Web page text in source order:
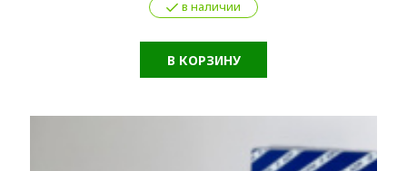
в наличии
В КОРЗИНУ